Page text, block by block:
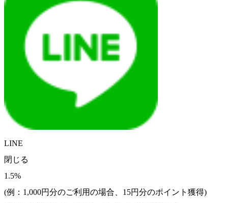
LINE
閉じる
1.5%
(例：1,000円分のご利用の場合、 15円分のポイント獲得)